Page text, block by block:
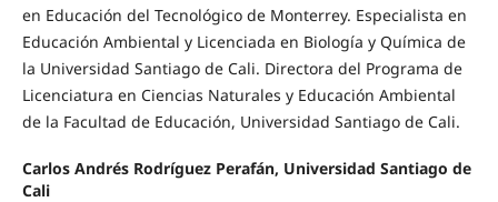
en Educación del Tecnológico de Monterrey. Especialista en
Educación Ambiental y Licenciada en Biología y Química de
la Universidad Santiago de Cali. Directora del Programa de
Licenciatura en Ciencias Naturales y Educación Ambiental
de la Facultad de Educación, Universidad Santiago de Cali.
Carlos Andrés Rodríguez Perafán, Universidad Santiago de
Cali